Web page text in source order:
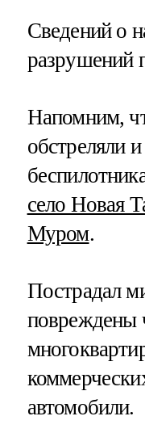
Сведений о
разрушений
Напомним,
обстреляли
село Новая
Муром.
Пострадал
повреждены
автомобили.